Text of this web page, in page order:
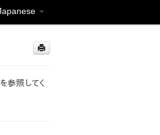
を参照してく